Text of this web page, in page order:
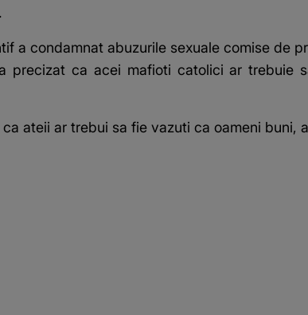
a condamnat abuzurile sexuale comise de
ca acei mafioti catolici ar trebuie
ateii ar trebui sa fie vazuti ca oameni buni,